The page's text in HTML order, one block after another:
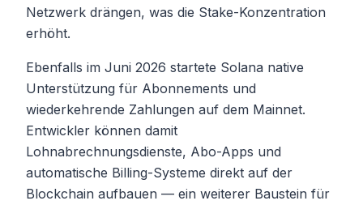
Netzwerk drängen, was die Stake-Konzentration
erhöht.
Ebenfalls im Juni 2026 startete Solana native
Unterstützung für Abonnements und
wiederkehrende Zahlungen auf dem Mainnet.
Entwickler können damit
Lohnabrechnungsdienste, Abo-Apps und
automatische Billing-Systeme direkt auf der
Blockchain aufbauen — ein weiterer Baustein für